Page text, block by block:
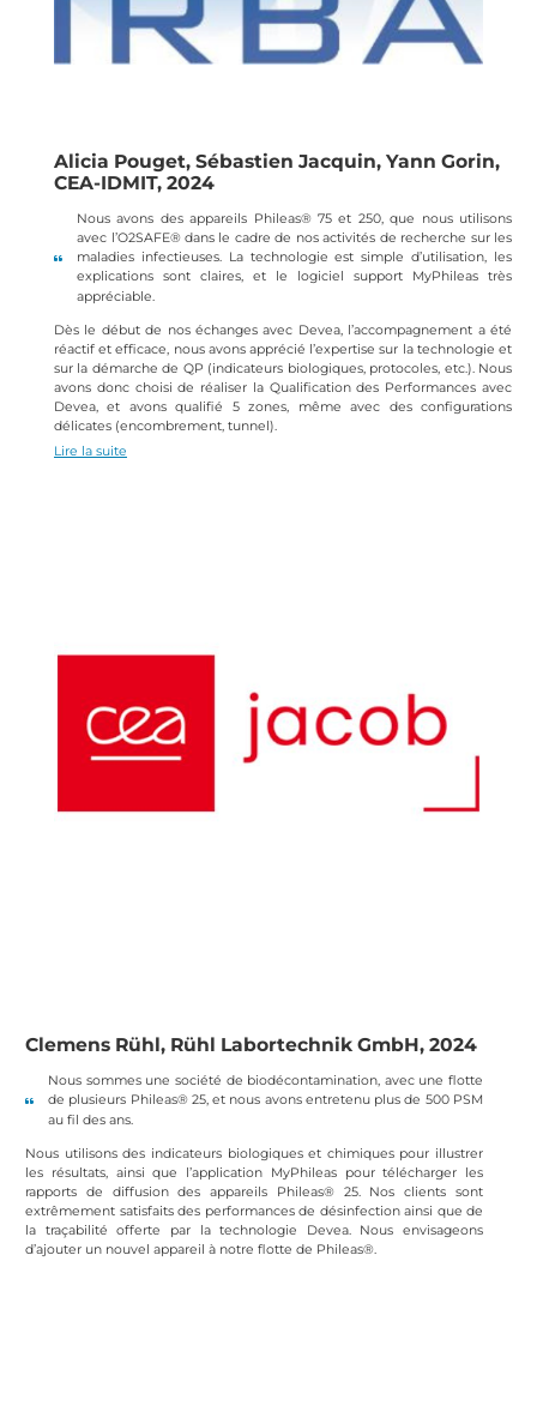
Alicia Pouget, Sébastien Jacquin, Yann Gorin,
CEA-IDMIT, 2024
Nous avons des appareils Phileas® 75 et 250, que nous utilisons
avec l’O2SAFE® dans le cadre de nos activités de recherche sur les
maladies infectieuses. La technologie est simple d’utilisation, les
explications sont claires, et le logiciel support MyPhileas très
appréciable.
Dès le début de nos échanges avec Devea, l’accompagnement a été
réactif et efficace, nous avons apprécié l’expertise sur la technologie et
sur la démarche de QP (indicateurs biologiques, protocoles, etc.). Nous
avons donc choisi de réaliser la Qualification des Performances avec
Devea, et avons qualifié 5 zones, même avec des configurations
délicates (encombrement, tunnel).
Lire la suite
Clemens Rühl, Rühl Labortechnik GmbH, 2024
Nous sommes une société de biodécontamination, avec une flotte
de plusieurs Phileas® 25, et nous avons entretenu plus de 500 PSM
au fil des ans.
Nous utilisons des indicateurs biologiques et chimiques pour illustrer
les résultats, ainsi que l’application MyPhileas pour télécharger les
rapports de diffusion des appareils Phileas® 25. Nos clients sont
extrêmement satisfaits des performances de désinfection ainsi que de
la traçabilité offerte par la technologie Devea. Nous envisageons
d’ajouter un nouvel appareil à notre flotte de Phileas®.